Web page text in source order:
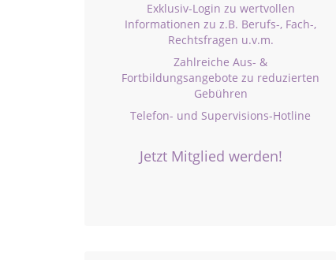
Exklusiv-Login zu wertvollen
Informationen zu z.B. Berufs-, Fach-,
Rechtsfragen u.v.m.
Zahlreiche Aus- &
Fortbildungsangebote zu reduzierten
Gebühren
Telefon- und Supervisions-Hotline
Jetzt Mitglied werden!